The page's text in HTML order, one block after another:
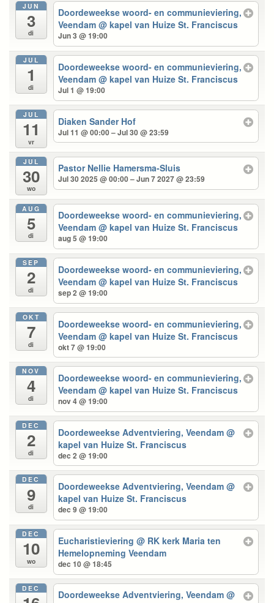
JUN
3
di
Doordeweekse woord- en communieviering,
Veendam@ kapel van Huize St. Franciscus
Jun 3 @ 19:00
JUL
1
di
Doordeweekse woord- en communieviering,
Veendam@ kapel van Huize St. Franciscus
Jul 1 @ 19:00
JUL
11
vr
Diaken Sander Hof
Jul 11 @ 00:00 – Jul 30 @ 23:59
JUL
30
wo
Pastor Nellie Hamersma-Sluis
Jul 30 2025 @ 00:00 – Jun 7 2027 @ 23:59
AUG
5
di
Doordeweekse woord- en communieviering,
Veendam@ kapel van Huize St. Franciscus
aug 5 @ 19:00
SEP
2
di
Doordeweekse woord- en communieviering,
Veendam@ kapel van Huize St. Franciscus
sep 2 @ 19:00
OKT
7
di
Doordeweekse woord- en communieviering,
Veendam@ kapel van Huize St. Franciscus
okt 7 @ 19:00
NOV
4
di
Doordeweekse woord- en communieviering,
Veendam@ kapel van Huize St. Franciscus
nov 4 @ 19:00
DEC
2
di
Doordeweekse Adventviering, Veendam@
kapel van Huize St. Franciscus
dec 2 @ 19:00
DEC
9
di
Doordeweekse Adventviering, Veendam@
kapel van Huize St. Franciscus
dec 9 @ 19:00
DEC
10
wo
Eucharistieviering@ RK kerk Maria ten
Hemelopneming Veendam
dec 10 @ 18:45
DEC
Doordeweekse Adventviering, Veendam@